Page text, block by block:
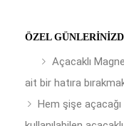
ÖZEL
Açacaklı
ait bir hatıra
Hem şişe